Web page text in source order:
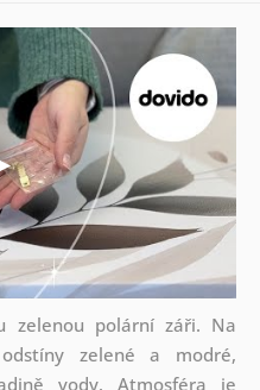
zelenou polární záři. Na
zelené a modré,
vody. Atmosféra je